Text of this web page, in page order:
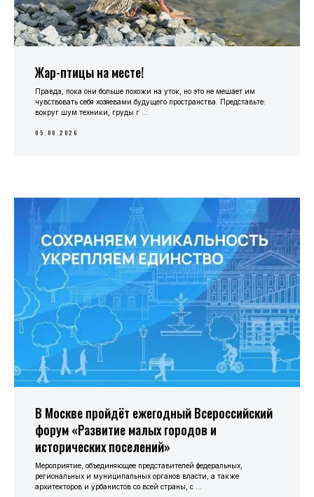
Жар-птицы на месте!
Правда, пока они больше похожи на уток, но это не мешает им
чувствовать себя хозяевами будущего пространства. Представьте:
вокруг шум техники, груды г ...
05.08.2026
В Москве пройдёт ежегодный Всероссийский
форум «Развитие малых городов и
исторических поселений»
Мероприятие, объединяющее представителей федеральных,
региональных и муниципальных органов власти, а также
архитекторов и урбанистов со всей страны, с ...